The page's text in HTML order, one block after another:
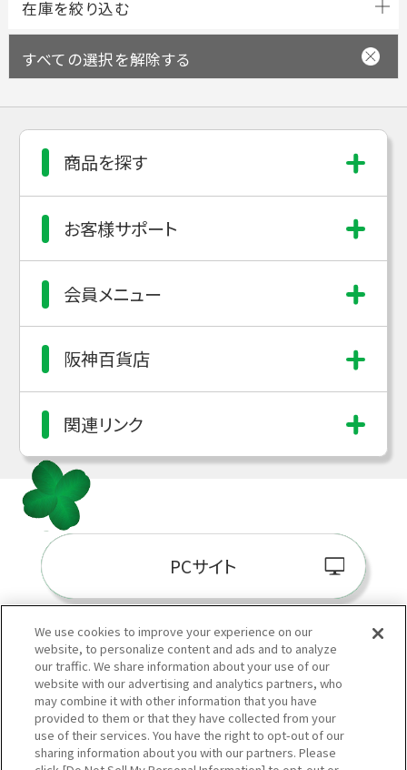
すべての選択を解除する
商品を探す
お客様サポート
会員メニュー
阪神百貨店
関連リンク
PCサイト
阪神百貨店E-
We use cookies to improve your experience on our
website, to personalize content and ads and to analyze
our traffic. We share information about your use of our
website with our advertising and analytics partners, who
may combine it with other information that you have
provided to them or that they have collected from your
use of their services. You have the right to opt-out of our
sharing information about you with our partners. Please